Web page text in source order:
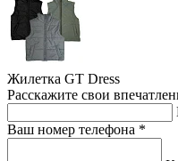
Жилетка GT Dress
Расскажите свои
Ваш номер телефона *